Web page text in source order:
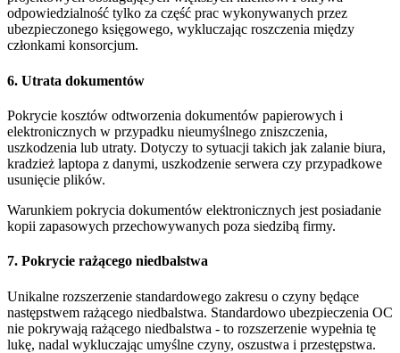
odpowiedzialność tylko za część prac wykonywanych przez
ubezpieczonego księgowego, wykluczając roszczenia między
członkami konsorcjum.
6. Utrata dokumentów
Pokrycie kosztów odtworzenia dokumentów papierowych i
elektronicznych w przypadku nieumyślnego zniszczenia,
uszkodzenia lub utraty. Dotyczy to sytuacji takich jak zalanie biura,
kradzież laptopa z danymi, uszkodzenie serwera czy przypadkowe
usunięcie plików.
Warunkiem pokrycia dokumentów elektronicznych jest posiadanie
kopii zapasowych przechowywanych poza siedzibą firmy.
7. Pokrycie rażącego niedbalstwa
Unikalne rozszerzenie standardowego zakresu o czyny będące
następstwem rażącego niedbalstwa. Standardowo ubezpieczenia OC
nie pokrywają rażącego niedbalstwa - to rozszerzenie wypełnia tę
lukę, nadal wykluczając umyślne czyny, oszustwa i przestępstwa.